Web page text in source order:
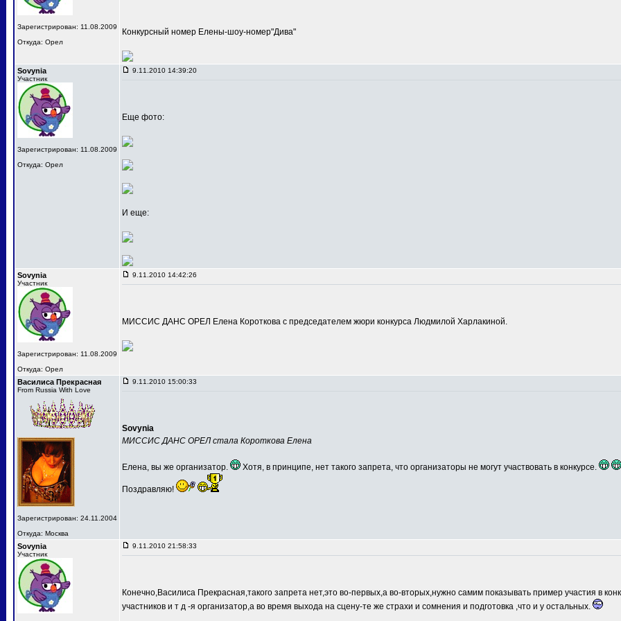
Зарегистрирован: 11.08.2009
Откуда: Орел
Конкурсный номер Елены-шоу-номер"Дива"
Sovynia
Участник
Зарегистрирован: 11.08.2009
Откуда: Орел
9.11.2010 14:39:20
Еще фото:
И еще:
Sovynia
Участник
Зарегистрирован: 11.08.2009
Откуда: Орел
9.11.2010 14:42:26
МИССИС ДАНС ОРЕЛ Елена Короткова с председателем жюри конкурса Людмилой Харлакиной.
Василиса Прекрасная
From Russia With Love
Зарегистрирован: 24.11.2004
Откуда: Москва
9.11.2010 15:00:33
Sovynia
МИССИС ДАНС ОРЕЛ стала Короткова Елена
Елена, вы же организатор. Хотя, в принципе, нет такого запрета, что организаторы не могут участвовать в конкурсе.
Поздравляю!
Sovynia
Участник
9.11.2010 21:58:33
Конечно,Василиса Прекрасная,такого запрета нет,это во-первых,а во-вторых,нужно самим показывать пример участия в
участников и т д -я организатор,а во время выхода на сцену-те же страхи и сомнения и подготовка ,что и у остальных.